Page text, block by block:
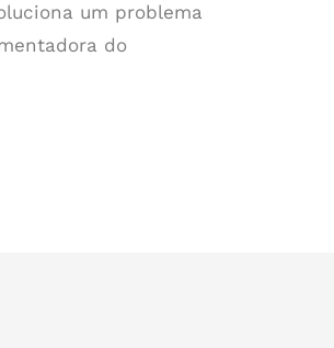
um problema
do